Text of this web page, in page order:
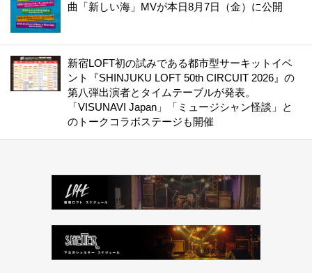
曲「新しい海」MVが本日8月7日（金）に公開
新宿LOFT初の試みである都市型サーキットイベ
ント『SHINJUKU LOFT 50th CIRCUIT 2026』の
第八弾出演者とタイムテーブルが発表。
「VISUNAVI Japan」「ミュージシャン怪談」と
のトークコラボステージも開催